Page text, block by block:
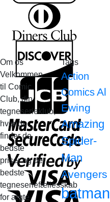
Om os
Velkommen
til Comic
Club, din
tegneserieklub,
hvor du
finder de
bedste
priser og det
bedste
tegneseriefællesskab
for ægte
Tags
Action
Comics Al
Ewing
Amazing
Spider-
Man
Avengers
batman